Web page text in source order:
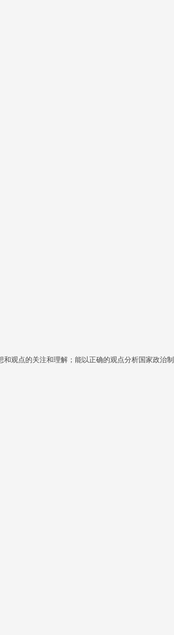
观点的关注和理解；能以正确的观点分析国家政治制